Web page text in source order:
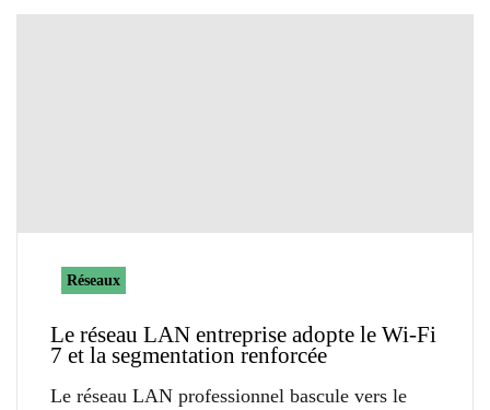
Réseaux
Le réseau LAN entreprise adopte le Wi-Fi
7 et la segmentation renforcée
Le réseau LAN professionnel bascule vers le